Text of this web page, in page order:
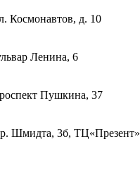
Космонавтов, д. 10
Ленина, 6
Пушкина, 37
Шмидта, 3б, ТЦ«Презент»